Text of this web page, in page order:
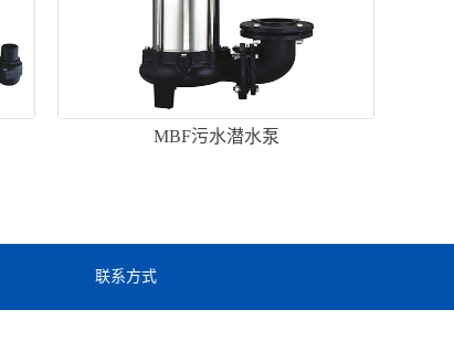
MBF污水潜水泵
联系方式